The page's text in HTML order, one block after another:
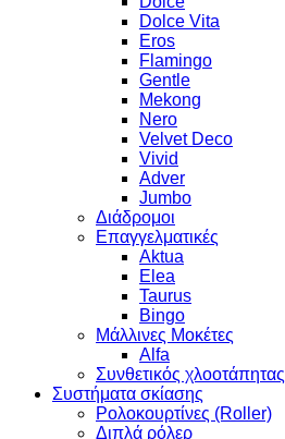
Dolce Vita
Eros
Flamingo
Gentle
Mekong
Nero
Velvet Deco
Vivid
Adver
Jumbo
Διάδρομοι
Επαγγελματικές
Aktua
Elea
Taurus
Bingo
Μάλλινες Μοκέτες
Alfa
Συνθετικός χλοοτάπητας
Συστήματα σκίασης
Ρολοκουρτίνες (Roller)
Διπλά ρόλερ